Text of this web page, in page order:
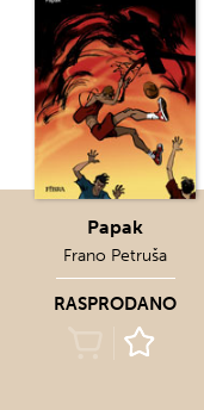
Papak
Frano Petruša
RASPRODANO